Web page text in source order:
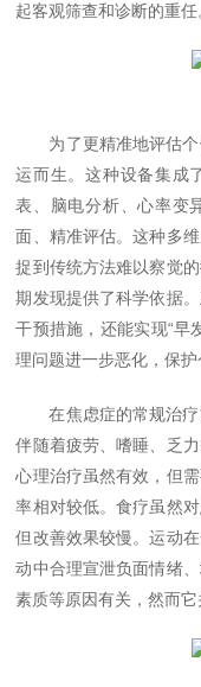
起客观筛查和诊断的重任
为了更精准地评估
运而生。这种设备集成
表、脑电分析、心率变
面、精准评估。这种多
捉到传统方法难以察觉
期发现提供了科学依据
干预措施，还能实现“早
理问题进一步恶化，保护
在焦虑症的常规治
伴随着疲劳、嗜睡、乏
心理治疗虽然有效，但
率相对较低。食疗虽然
但改善效果较慢。运动
动中合理宣泄负面情绪
素质等原因有关，然而